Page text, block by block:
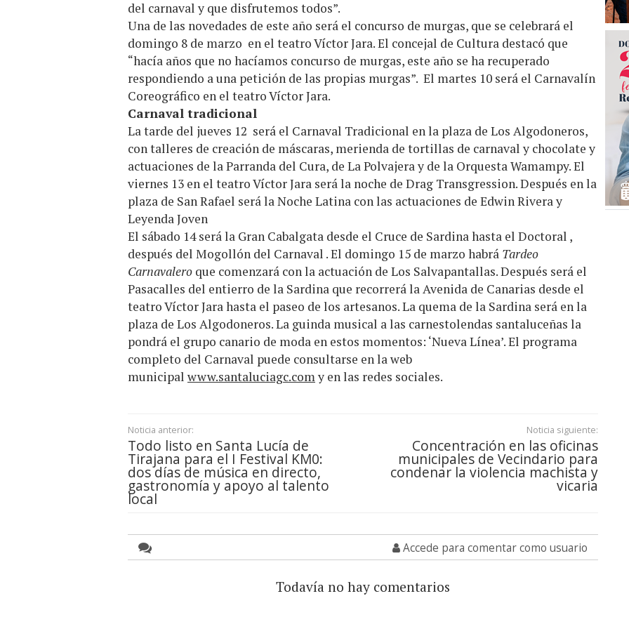
del carnaval y que disfrutemos todos”.
Una de las novedades de este año será el concurso de murgas, que se celebrará el
domingo 8 de marzo en el teatro Víctor Jara. El concejal de Cultura destacó que
“hacía años que no hacíamos concurso de murgas, este año se ha recuperado
respondiendo a una petición de las propias murgas”. El martes 10 será el Carnavalín
Coreográfico en el teatro Víctor Jara.
Carnaval tradicional
La tarde del jueves 12 será el Carnaval Tradicional en la plaza de Los Algodoneros,
con talleres de creación de máscaras, merienda de tortillas de carnaval y chocolate y
actuaciones de la Parranda del Cura, de La Polvajera y de la Orquesta Wamampy. El
viernes 13 en el teatro Víctor Jara será la noche de Drag Transgression. Después en la
plaza de San Rafael será la Noche Latina con las actuaciones de Edwin Rivera y
Leyenda Joven
El sábado 14 será la Gran Cabalgata desde el Cruce de Sardina hasta el Doctoral ,
después del Mogollón del Carnaval . El domingo 15 de marzo habrá Tardeo
Carnavalero que comenzará con la actuación de Los Salvapantallas. Después será el
Pasacalles del entierro de la Sardina que recorrerá la Avenida de Canarias desde el
teatro Víctor Jara hasta el paseo de los artesanos. La quema de la Sardina será en la
plaza de Los Algodoneros. La guinda musical a las carnestolendas santaluceñas la
pondrá el grupo canario de moda en estos momentos: ‘Nueva Línea’. El programa
completo del Carnaval puede consultarse en la web
municipal www.santaluciagc.comy en las redes sociales.
Noticia anterior:
Todo listo en Santa Lucía de
Tirajana para el I Festival KM0:
dos días de música en directo,
gastronomía y apoyo al talento
local
Noticia siguiente:
Concentración en las oficinas
municipales de Vecindario para
condenar la violencia machista y
vicaria
Accede para comentar como usuario
Todavía no hay comentarios